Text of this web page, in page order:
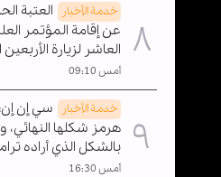
خدمة الأخبار
العتبة
عن إقامة المؤتمر
العاشر لزيارة
أمس 09:10
خدمة الأخبار
سي إن إن:
هرمز شكلها
بالشكل الذي أراده
أمس 16:30